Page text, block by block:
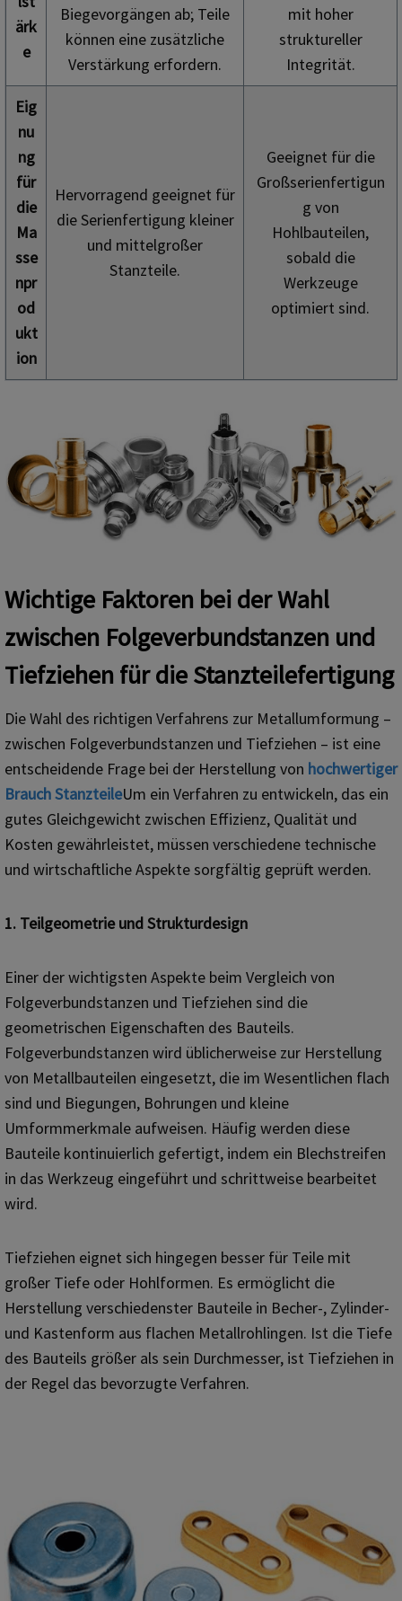
ärk
e
Biegevorgängen ab; Teile
können eine zusätzliche
Verstärkung erfordern.
mit hoher
struktureller
Integrität.
Eig
nu
ng
für
die
Ma
sse
npr
od
ukt
ion
Hervorragend geeignet für
die Serienfertigung kleiner
und mittelgroßer
Stanzteile.
Geeignet für die
Großserienfertigun
g von
Hohlbauteilen,
sobald die
Werkzeuge
optimiert sind.
Wichtige Faktoren bei der Wahl
zwischen Folgeverbundstanzen und
Tiefziehen für die Stanzteilefertigung
Die Wahl des richtigen Verfahrens zur Metallumformung –
zwischen Folgeverbundstanzen und Tiefziehen – ist eine
entscheidende Frage bei der Herstellung von hochwertiger
BrauchStanzteileUm ein Verfahren zu entwickeln, das ein
gutes Gleichgewicht zwischen Effizienz, Qualität und
Kosten gewährleistet, müssen verschiedene technische
und wirtschaftliche Aspekte sorgfältig geprüft werden.
1. Teilgeometrie und Strukturdesign
Einer der wichtigsten Aspekte beim Vergleich von
Folgeverbundstanzen und Tiefziehen sind die
geometrischen Eigenschaften des Bauteils.
Folgeverbundstanzen wird üblicherweise zur Herstellung
von Metallbauteilen eingesetzt, die im Wesentlichen flach
sind und Biegungen, Bohrungen und kleine
Umformmerkmale aufweisen. Häufig werden diese
Bauteile kontinuierlich gefertigt, indem ein Blechstreifen
in das Werkzeug eingeführt und schrittweise bearbeitet
wird.
Tiefziehen eignet sich hingegen besser für Teile mit
großer Tiefe oder Hohlformen. Es ermöglicht die
Herstellung verschiedenster Bauteile in Becher-, Zylinder-
und Kastenform aus flachen Metallrohlingen. Ist die Tiefe
des Bauteils größer als sein Durchmesser, ist Tiefziehen in
der Regel das bevorzugte Verfahren.